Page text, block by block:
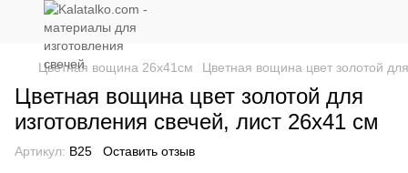
Цветная вощина 26х41см Цветная вощина цвет золотой
Цветная вощина цвет золотой для
изготовления свечей, лист 26x41 см
Артикул: В25 Оставить отзыв